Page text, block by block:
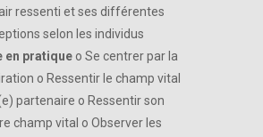
ressenti et ses différentes
selon les individus
en pratique o Se centrer par la
o Ressentir le champ vital
partenaire o Ressentir son
champ vital o Observer les